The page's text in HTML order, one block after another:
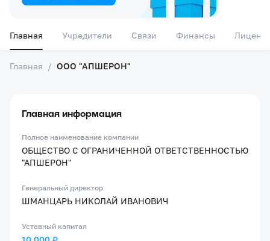
Главная Учредители Связи Финансы
Главная / ООО "АПШЕРОН"
Главная информация
Полное наименование компании
ОБЩЕСТВО С ОГРАНИЧЕННОЙ ОТВЕТСТВЕННОСТЬЮ
"АПШЕРОН"
Генеральный директор
ШМАНЦАРЬ НИКОЛАЙ ИВАНОВИЧ
Уставный капитал